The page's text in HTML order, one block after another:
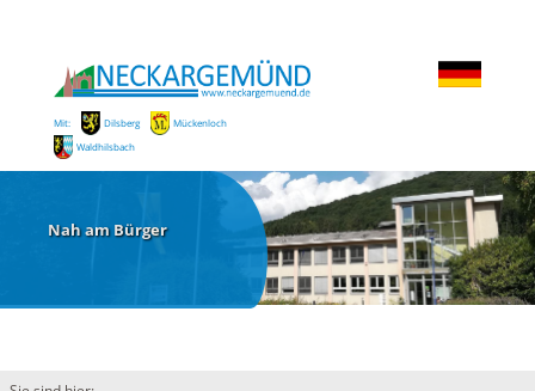
Mit: Dilsberg
Mückenloch
Waldhilsbach
Nah am Bürger